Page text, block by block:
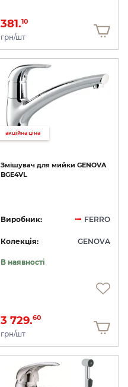
381.10
грн/шт
акційна ціна
Змішувач для мийки GENOVA
BGE4VL
Виробник: FERRO
Колекція: GENOVA
В наявності
3 729.60
грн/шт